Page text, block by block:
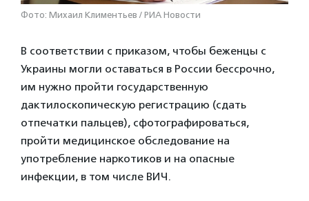
Фото: Михаил Климентьев / РИА Новости
В соответствии с приказом, чтобы беженцы с
Украины могли оставаться в России бессрочно,
им нужно пройти государственную
дактилоскопическую регистрацию (сдать
отпечатки пальцев), сфотографироваться,
пройти медицинское обследование на
употребление наркотиков и на опасные
инфекции, в том числе ВИЧ.